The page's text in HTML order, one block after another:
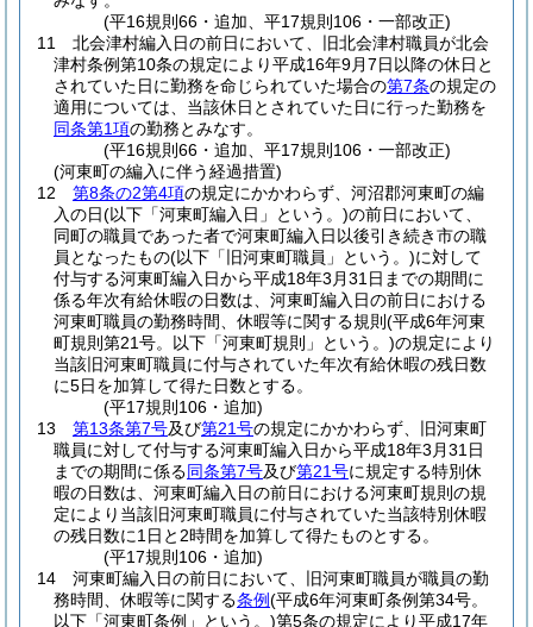
(平16規則66・追加、平17規則106・一部改正)
11
北会津村編入日の前日において、旧北会津村職員が北会
津村条例第10条の規定により平成16年9月7日以降の休日と
されていた日に勤務を命じられていた場合の第7条の規定の
適用については、当該休日とされていた日に行った勤務を
同条第1項の勤務とみなす。
(平16規則66・追加、平17規則106・一部改正)
(河東町の編入に伴う経過措置)
12
第8条の2第4項の規定にかかわらず、河沼郡河東町の編
入の日(以下「河東町編入日」という。)の前日において、
同町の職員であった者で河東町編入日以後引き続き市の職
員となったもの(以下「旧河東町職員」という。)に対して
付与する河東町編入日から平成18年3月31日までの期間に
係る年次有給休暇の日数は、河東町編入日の前日における
河東町職員の勤務時間、休暇等に関する規則 (平成6年河東
町規則第21号。以下「河東町規則」という。)の規定により
当該旧河東町職員に付与されていた年次有給休暇の残日数
に5日を加算して得た日数とする。
(平17規則106・追加)
13
第13条第7号及び第21号の規定にかかわらず、旧河東町
職員に対して付与する河東町編入日から平成18年3月31日
までの期間に係る同条第7号及び第21号に規定する特別休
暇の日数は、河東町編入日の前日における河東町規則の規
定により当該旧河東町職員に付与されていた当該特別休暇
の残日数に1日と2時間を加算して得たものとする。
(平17規則106・追加)
14
河東町編入日の前日において、旧河東町職員が職員の勤
務時間、休暇等に関する条例(平成6年河東町条例第34号。
以下「河東町条例」という。)第5条の規定により平成17年